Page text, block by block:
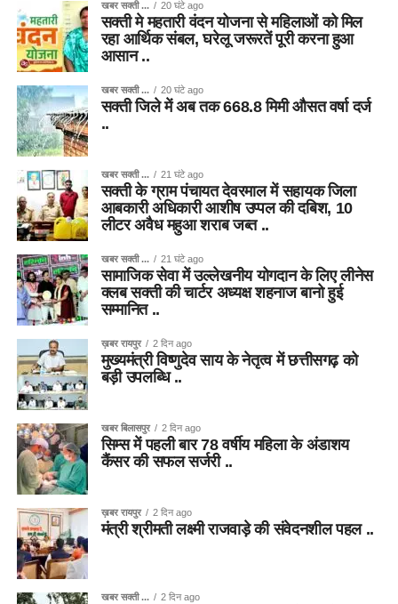
खबर सक्ती ... 20 घंटे ago
सक्ती मे महतारी वंदन योजना से महिलाओं को मिल
रहा आर्थिक संबल, घरेलू जरूरतें पूरी करना हुआ
आसान ..
खबर सक्ती ... 20 घंटे ago
सक्ती जिले में अब तक 668.8 मिमी औसत वर्षा दर्ज
..
खबर सक्ती ... 21 घंटे ago
सक्ती के ग्राम पंचायत देवरमाल में सहायक जिला
आबकारी अधिकारी आशीष उप्पल की दबिश, 10
लीटर अवैध महुआ शराब जब्त ..
खबर सक्ती ... 21 घंटे ago
सामाजिक सेवा में उल्लेखनीय योगदान के लिए लीनेस
क्लब सक्ती की चार्टर अध्यक्ष शहनाज बानो हुई
सम्मानित ..
ख़बर रायपुर 2 दिन ago
मुख्यमंत्री विष्णुदेव साय के नेतृत्व में छत्तीसगढ़ को
बड़ी उपलब्धि ..
खबर बिलासपुर 2 दिन ago
सिम्स में पहली बार 78 वर्षीय महिला के अंडाशय
कैंसर की सफल सर्जरी ..
ख़बर रायपुर 2 दिन ago
मंत्री श्रीमती लक्ष्मी राजवाड़े की संवेदनशील पहल ..
खबर सक्ती ... 2 दिन ago